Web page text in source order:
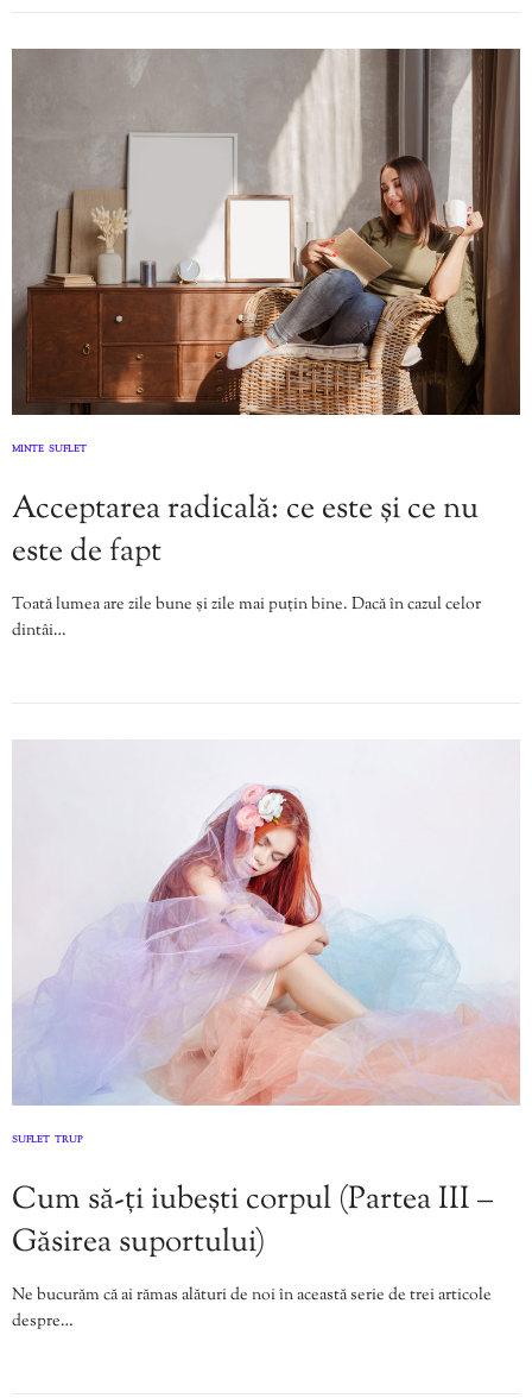
MINTE SUFLET
Acceptarea radicală: ce este și ce nu
este de fapt
Toată lumea are zile bune și zile mai puțin bine. Dacă în cazul celor
dintâi…
SUFLET TRUP
Cum să-ți iubești corpul (Partea III –
Găsirea suportului)
Ne bucurăm că ai rămas alături de noi în această serie de trei articole
despre…